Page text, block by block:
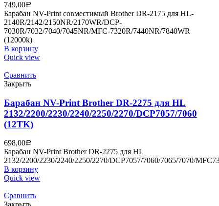
749,00Р
Барабан NV-Print совместимый Brother DR-2175 для HL-
2140R/2142/2150NR/2170WR/DCP-
7030R/7032/7040/7045NR/MFC-7320R/7440NR/7840WR
(12000k)
В корзину
Quick view
Сравнить
Закрыть
Барабан NV-Print Brother DR-2275 для HL
2132/2200/2230/2240/2250/2270/DCP7057/7060
(12TK)
698,00Р
Барабан NV-Print Brother DR-2275 для HL
2132/2200/2230/2240/2250/2270/DCP7057/7060/7065/7070/
В корзину
Quick view
Сравнить